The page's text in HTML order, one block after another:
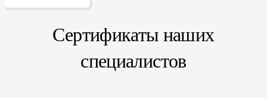
Сертификаты наших
специалистов